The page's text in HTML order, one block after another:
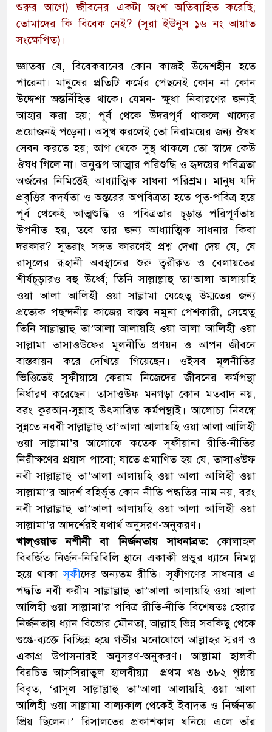
শুরুর আগে) জীবনের একটা অংশ অতিবাহিত করেছি;
তোমাদের কি বিবেক নেই? (সূরা ইউনুস ১৬ নং আয়াত
সংক্ষেপিত)।
জ্ঞাতব্য যে, বিবেকবানের কোন কাজই উদ্দেশহীন হতে
পারেনা। মানুষের প্রতিটি কর্মের পেছনেই কোন না কোন
উদ্দেশ্য অন্তর্নিহিত থাকে। যেমন- ক্ষুধা নিবারণের জন্যই
আহার করা হয়; পূর্ব থেকে উদরপূর্ণ থাকলে খাদ্যের
প্রয়োজনই পড়েনা। অসুখ করলেই তো নিরাময়ের জন্য ঔষধ
সেবন করতে হয়; আগ থেকে সুস্থ থাকলে তো স্বাদে কেউ
ঔষধ গিলে না। অনুরূপ আত্মার পরিশুদ্ধি ও হৃদয়ের পবিত্রতা
অর্জনের নিমিত্তেই আধ্যাত্মিক সাধনা পরিশ্রম। মানুষ যদি
প্রবৃত্তির কদর্যতা ও অন্তরের অপবিত্রতা হতে পূত-পবিত্র হয়ে
পূর্ব থেকেই আত্মশুদ্ধি ও পবিত্রতার চূড়ান্ত পরিপূর্ণতায়
উপনীত হয়, তবে তার জন্য আধ্যাত্মিক সাধনার কিবা
দরকার? সুতরাং সঙ্গত কারণেই প্রশ্ন দেখা দেয় যে, যে
রাসূলের রূহানী অবস্থানের শুরু ত্বরীক্বত ও বেলায়তের
শীর্ষচূড়ারও বহু উর্ধ্বে; তিনি সাল্লাল্লাহু তা’আলা আলায়হি
ওয়া আলা আলিহী ওয়া সাল্লামা যেহেতু উম্মতের জন্য
প্রত্যেক পছন্দনীয় কাজের বাস্তব নমুনা পেশকারী, সেহেতু
তিনি সাল্লাল্লাহু তা’আলা আলায়হি ওয়া আলা আলিহী ওয়া
সাল্লামা তাসাওউফের মূলনীতি প্রণয়ন ও আপন জীবনে
বাস্তবায়ন করে দেখিয়ে গিয়েছেন। ওইসব মূলনীতির
ভিত্তিতেই সূফীয়ায়ে কেরাম নিজেদের জীবনের কর্মপন্থা
নির্ধারণ করেছেন। তাসাওউফ মনগড়া কোন মতবাদ নয়,
বরং কুরআন-সুন্নাহ উৎসারিত কর্মপন্থাই। আলোচ্য নিবন্ধে
সুন্নতে নববী সাল্লাল্লাহু তা’আলা আলায়হি ওয়া আলা আলিহী
ওয়া সাল্লামা’র আলোকে কতেক সূফীয়ানা রীতি-নীতির
নিরীক্ষণের প্রয়াস পাবো; যাতে প্রমাণিত হয় যে, তাসাওউফ
নবী সাল্লাল্লাহু তা’আলা আলায়হি ওয়া আলা আলিহী ওয়া
সাল্লামা’র আদর্শ বহির্ভূত কোন নীতি পদ্ধতির নাম নয়, বরং
নবী সাল্লাল্লাহু তা’আলা আলায়হি ওয়া আলা আলিহী ওয়া
সাল্লামা’র আদর্শেরই যথার্থ অনুসরণ-অনুকরণ।
খাল্‌ওয়াত নশীনী বা নির্জনতায় সাধনাব্রত: কোলাহল
বিবর্জিত নির্জন-নিরিবিলি স্থানে একাকী প্রভুর ধ্যানে নিমগ্ন
হয়ে থাকাসূফীদের অন্যতম রীতি। সূফীগণের সাধনার এ
পদ্ধতি নবী করীম সাল্লাল্লাহু তা’আলা আলায়হি ওয়া আলা
আলিহী ওয়া সাল্লামা’র পবিত্র রীতি-নীতি বিশেষতঃ হেরার
নির্জনতায় ধ্যান বিভোর মৌনতা, আল্লাহ ভিন্ন সবকিছু থেকে
গুপ্তে-ব্যক্তে বিচ্ছিন্ন হয়ে গভীর মনোযোগে আল্লাহর স্মরণ ও
একাগ্র উপাসনারই অনুসরণ-অনুকরণ। আল্লামা হালবী
বিরচিত আস্‌সিরাতুল হালবীয়্যা প্রথম খণ্ড ৩৮২ পৃষ্ঠায়
বিবৃত, ‘রাসূল সাল্লাল্লাহু তা’আলা আলায়হি ওয়া আলা
আলিহী ওয়া সাল্লামা বাল্যকাল থেকেই ইবাদত ও নির্জনতা
প্রিয় ছিলেন।’ রিসালতের প্রকাশকাল ঘনিয়ে এলে তাঁর